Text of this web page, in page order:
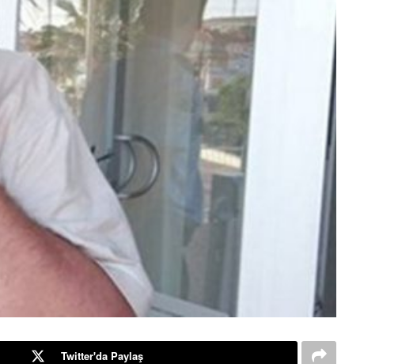
Twitter'da Paylaş